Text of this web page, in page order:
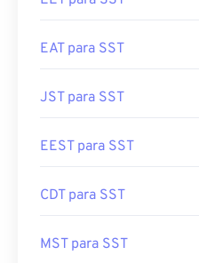
EAT para SST
JST para SST
EEST para SST
CDT para SST
MST para SST